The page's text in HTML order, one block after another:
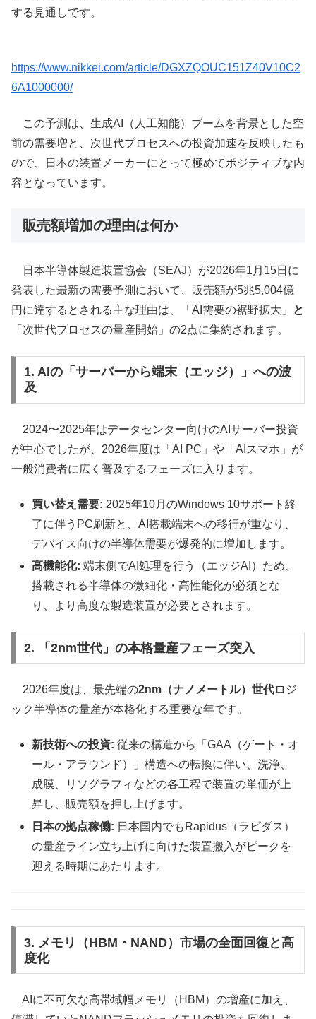
する見通しです。
https://www.nikkei.com/article/DGXZQOUC151Z40V10C2
6A1000000/
この予測は、生成AI（人工知能）ブームを背景とした空
前の需要増と、次世代プロセスへの投資加速を反映したも
ので、日本の装置メーカーにとって極めてポジティブな内
容となっています。
販売額増加の理由は何か
日本半導体製造装置協会（SEAJ）が2026年1月15日に
発表した最新の需要予測において、販売額が5兆5,004億
円に達するとされる主な理由は、「AI需要の裾野拡大」
と
「次世代プロセスの量産開始」の2点に集約されます。
1. AIの「サーバーから端末（エッジ）」への波
及
2024〜2025年はデータセンター向けのAIサーバー投資
が中心でしたが、2026年度は「AI PC」や「AIスマホ」が
一般消費者に広く普及するフェーズに入ります。
買い替え需要: 2025年10月のWindows 10サポート終
了に伴うPC刷新と、AI搭載端末への移行が重なり、
デバイス向けの半導体需要が爆発的に増加します。
高機能化: 端末側でAI処理を行う（エッジAI）ため、
搭載される半導体の微細化・高性能化が必須とな
り、より高度な製造装置が必要とされます。
2. 「2nm世代」の本格量産フェーズ突入
2026年度は、最先端の2nm（ナノメートル）世代ロジ
ック半導体の量産が本格化する重要な年です。
新技術への投資: 従来の構造から「GAA（ゲート・オ
ール・アラウンド）」構造への転換に伴い、洗浄、
成膜、リソグラフィなどの各工程で装置の単価が上
昇し、販売額を押し上げます。
日本の拠点稼働: 日本国内でもRapidus（ラピダス）
の量産ライン立ち上げに向けた装置搬入がピークを
迎える時期にあたります。
3. メモリ（HBM・NAND）市場の全面回復と高
度化
AIに不可欠な高帯域幅メモリ（HBM）の増産に加え、